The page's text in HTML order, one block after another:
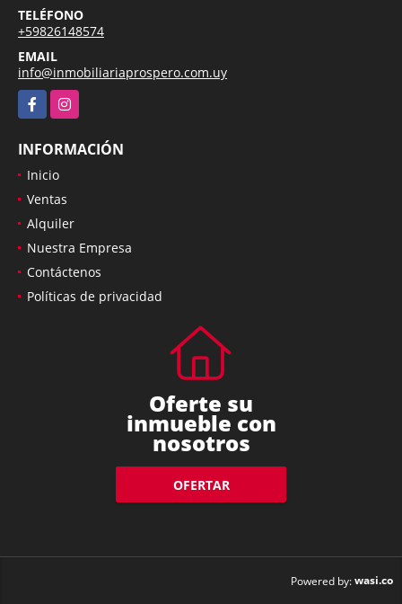
TELÉFONO
+59826148574
EMAIL
info@inmobiliariaprospero.com.uy
FacebookInstagram
INFORMACIÓN
Inicio
Ventas
Alquiler
Nuestra Empresa
Contáctenos
Políticas de privacidad
Oferte su
inmueble con
nosotros
OFERTAR
Powered by:wasi.co